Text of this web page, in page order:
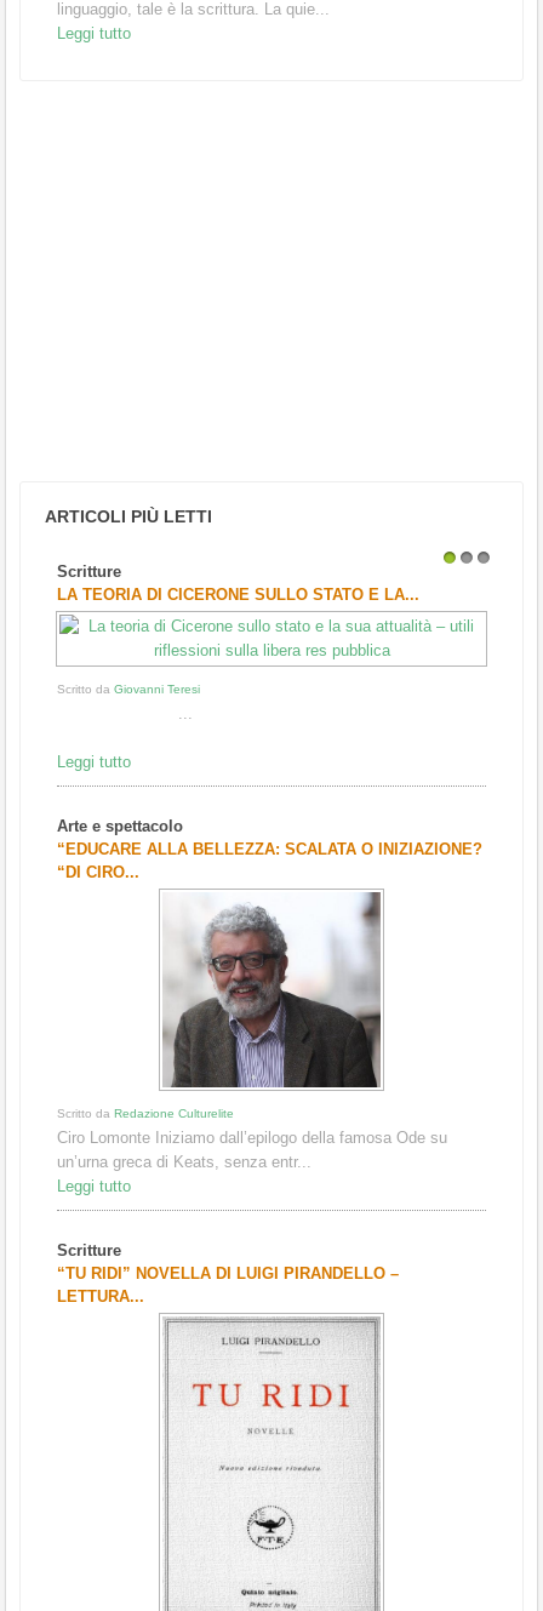
linguaggio, tale è la scrittura. La quie...
Leggi tutto
ARTICOLI PIÙ LETTI
Scritture
LA TEORIA DI CICERONE SULLO STATO E LA...
Scritto da Giovanni Teresi
...
Leggi tutto
Arte e spettacolo
“EDUCARE ALLA BELLEZZA: SCALATA O INIZIAZIONE?
“DI CIRO...
Scritto da Redazione Culturelite
Ciro Lomonte Iniziamo dall’epilogo della famosa Ode su
un’urna greca di Keats, senza entr...
Leggi tutto
Scritture
“TU RIDI” NOVELLA DI LUIGI PIRANDELLO –
LETTURA...